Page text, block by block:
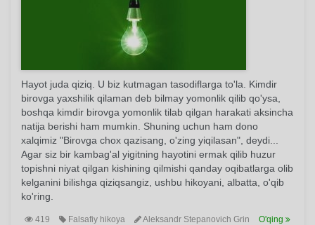
Hayot juda qiziq. U biz kutmagan tasodiflarga to'la. Kimdir
birovga yaxshilik qilaman deb bilmay yomonlik qilib qo'ysa,
boshqa kimdir birovga yomonlik tilab qilgan harakati aksincha
natija berishi ham mumkin. Shuning uchun ham dono
xalqimiz "Birovga chox qazisang, o'zing yiqilasan", deydi...
Agar siz bir kambag'al yigitning hayotini ermak qilib huzur
topishni niyat qilgan kishining qilmishi qanday oqibatlarga olib
kelganini bilishga qiziqsangiz, ushbu hikoyani, albatta, o'qib
ko'ring.
419 Falsafiy hikoya Aleksandr Stepanovich Grin O'qing